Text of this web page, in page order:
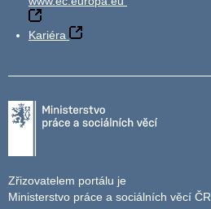
Kariéra
Zřizovatelem portálu je
Ministerstvo práce a sociálních věcí ČR